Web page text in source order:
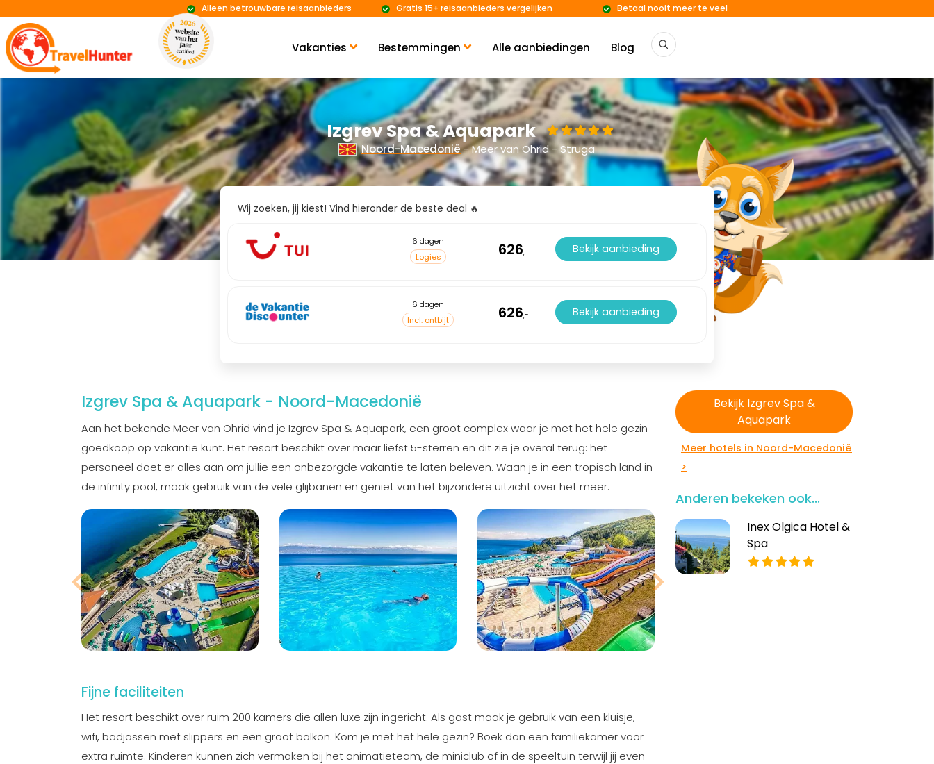
Vakanties Bestemmingen Alle aanbiedingen Blog
Alleen betrouwbare reisaanbieders Gratis 15+ reisaanbieders vergelijken Betaal nooit meer te veel
Izgrev Spa & Aquapark
Noord-Macedonië- Meer van Ohrid - Struga
Wij zoeken, jij kiest! Vind hieronder de beste deal 🔥
6 dagen
Logies
626,- Bekijk aanbieding
6 dagen
Incl. ontbijt
626,- Bekijk aanbieding
Izgrev Spa & Aquapark - Noord-Macedonië
Aan het bekende Meer van Ohrid vind je Izgrev Spa & Aquapark, een groot complex waar je met het hele gezin
goedkoop op vakantie kunt. Het resort beschikt over maar liefst 5-sterren en dit zie je overal terug: het
personeel doet er alles aan om jullie een onbezorgde vakantie te laten beleven. Waan je in een tropisch land in
de infinity pool, maak gebruik van de vele glijbanen en geniet van het bijzondere uitzicht over het meer.
Fijne faciliteiten
Het resort beschikt over ruim 200 kamers die allen luxe zijn ingericht. Als gast maak je gebruik van een kluisje,
wifi, badjassen met slippers en een groot balkon. Kom je met het hele gezin? Boek dan een familiekamer voor
extra ruimte. Kinderen kunnen zich vermaken bij het animatieteam, de miniclub of in de speeltuin terwijl jij even
Bekijk Izgrev Spa &
Aquapark
Meer hotels in Noord-Macedonië
>
Anderen bekeken ook...
Inex Olgica Hotel &
Spa